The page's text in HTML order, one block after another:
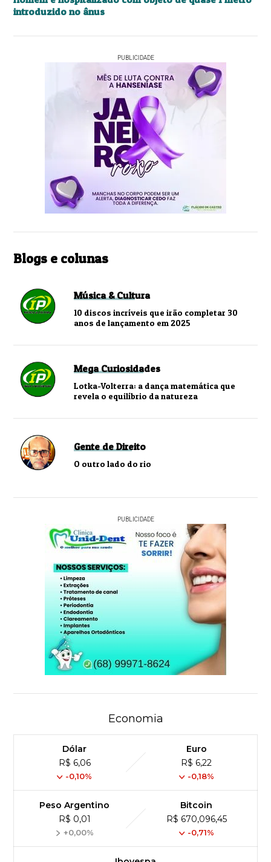
introduzido no ânus
PUBLICIDADE
Blogs e colunas
Música & Cultura
10 discos incríveis que irão completar 30
anos de lançamento em 2025
Mega Curiosidades
Lotka-Volterra: a dança matemática que
revela o equilíbrio da natureza
Gente de Direito
O outro lado do rio
PUBLICIDADE
Economia
Dólar
R$ 6,06
-0,10%
Euro
R$ 6,22
-0,18%
Peso Argentino
R$ 0,01
+0,00%
Bitcoin
R$ 670,096,45
-0,71%